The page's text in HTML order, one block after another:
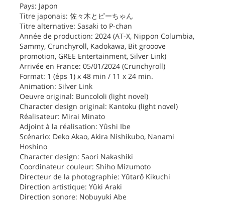
Pays: Japon
Titre japonais: 佐々木とピーちゃん
Titre alternative: Sasaki to P-chan
Année de production: 2024 (AT-X, Nippon Columbia,
Sammy, Crunchyroll, Kadokawa, Bit grooove
promotion, GREE Entertainment, Silver Link)
Arrivée en France: 05/01/2024 (Crunchyroll)
Format: 1 (éps 1) x 48 min / 11 x 24 min.
Animation: Silver Link
Oeuvre original: Buncololi (light novel)
Character design original: Kantoku (light novel)
Réalisateur: Mirai Minato
Adjoint à la réalisation: Yûshi Ibe
Scénario: Deko Akao, Akira Nishikubo, Nanami
Hoshino
Character design: Saori Nakashiki
Coordinateur couleur: Shiho Mizumoto
Directeur de la photographie: Yûtarô Kikuchi
Direction artistique: Yûki Araki
Direction sonore: Nobuyuki Abe